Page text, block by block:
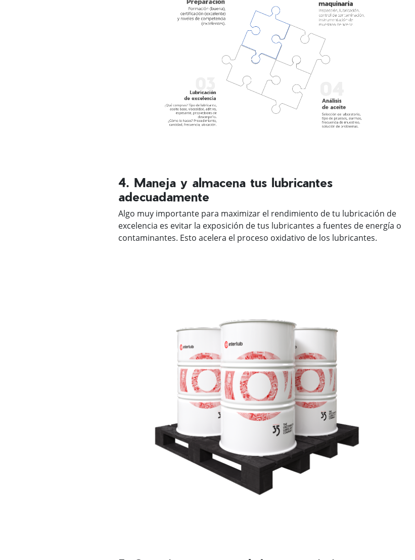
4. Maneja y almacena tus lubricantes
adecuadamente
Algo muy importante para maximizar el rendimiento de tu lubricación de
excelencia es evitar la exposición de tus lubricantes a fuentes de energía o
contaminantes. Esto acelera el proceso oxidativo de los lubricantes.